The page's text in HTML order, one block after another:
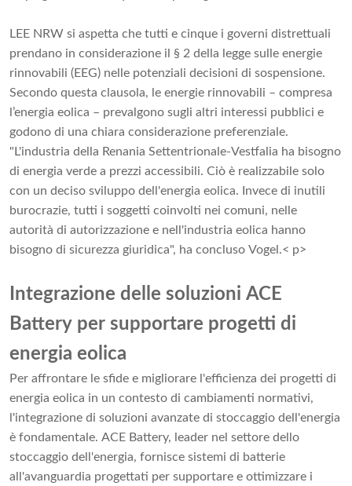
LEE NRW si aspetta che tutti e cinque i governi distrettuali
prendano in considerazione il § 2 della legge sulle energie
rinnovabili (EEG) nelle potenziali decisioni di sospensione.
Secondo questa clausola, le energie rinnovabili – compresa
l’energia eolica – prevalgono sugli altri interessi pubblici e
godono di una chiara considerazione preferenziale.
"L'industria della Renania Settentrionale-Vestfalia ha bisogno
di energia verde a prezzi accessibili. Ciò è realizzabile solo
con un deciso sviluppo dell'energia eolica. Invece di inutili
burocrazie, tutti i soggetti coinvolti nei comuni, nelle
autorità di autorizzazione e nell'industria eolica hanno
bisogno di sicurezza giuridica", ha concluso Vogel.< p>
Integrazione delle soluzioni ACE
Battery per supportare progetti di
energia eolica
Per affrontare le sfide e migliorare l'efficienza dei progetti di
energia eolica in un contesto di cambiamenti normativi,
l'integrazione di soluzioni avanzate di stoccaggio dell'energia
è fondamentale. ACE Battery, leader nel settore dello
stoccaggio dell'energia, fornisce sistemi di batterie
all'avanguardia progettati per supportare e ottimizzare i